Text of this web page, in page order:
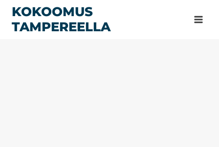
Siirry
sisältöön
KOKOOMUS
TAMPEREELLA